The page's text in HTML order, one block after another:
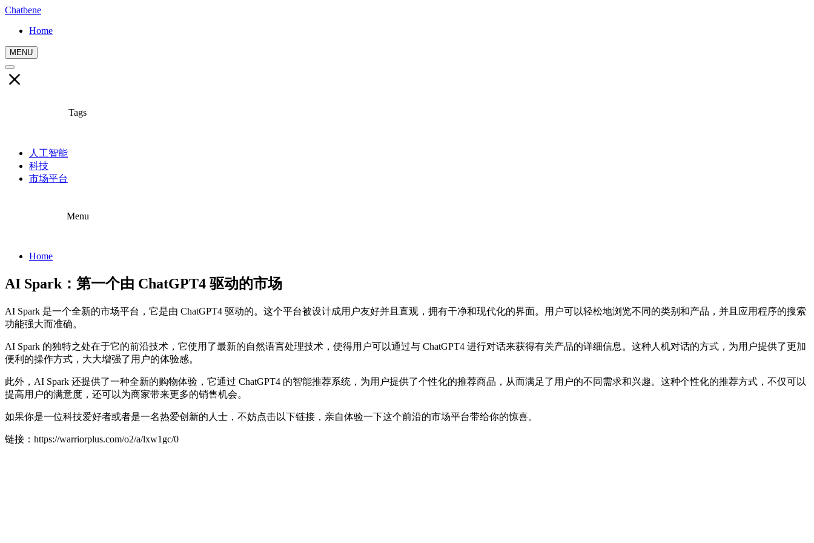
Chatbene
Home
MENU
Tags
人工智能
科技
市场平台
Menu
Home
AI Spark：第一个由 ChatGPT4 驱动的市场
AI Spark 是一个全新的市场平台，它是由 ChatGPT4 驱动的。这个平台被设计成用户友好并且直观，拥有干净和现代化的界面。用户可以轻松地浏览不同的类别和产品，并且应用程序的搜索
功能强大而准确。
AI Spark 的独特之处在于它的前沿技术，它使用了最新的自然语言处理技术，使得用户可以通过与 ChatGPT4 进行对话来获得有关产品的详细信息。这种人机对话的方式，为用户提供了更加
便利的操作方式，大大增强了用户的体验感。
此外，AI Spark 还提供了一种全新的购物体验，它通过 ChatGPT4 的智能推荐系统，为用户提供了个性化的推荐商品，从而满足了用户的不同需求和兴趣。这种个性化的推荐方式，不仅可以
提高用户的满意度，还可以为商家带来更多的销售机会。
如果你是一位科技爱好者或者是一名热爱创新的人士，不妨点击以下链接，亲自体验一下这个前沿的市场平台带给你的惊喜。
链接：https://warriorplus.com/o2/a/lxw1gc/0